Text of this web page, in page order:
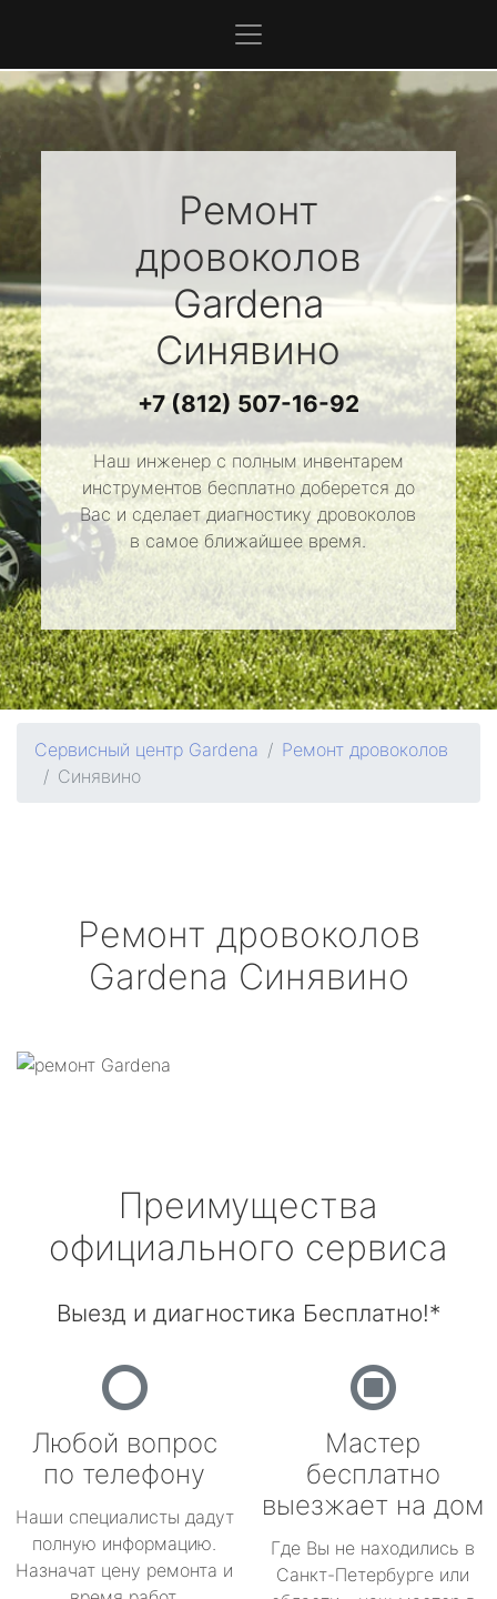
Ремонт
дровоколов
Gardena
Синявино
+7 (812) 507-16-92
Наш инженер с полным инвентарем
инструментов бесплатно доберется до
Вас и сделает диагностику дровоколов
в самое ближайшее время.
Сервисный центр Gardena
Ремонт дровоколов
Синявино
Ремонт дровоколов
Gardena Синявино
Преимущества
официального сервиса
Выезд и диагностика Бесплатно!*
Любой вопрос
по телефону
Наши специалисты дадут
полную информацию.
Назначат цену ремонта и
Мастер
бесплатно
выезжает на дом
Где Вы не находились в
Санкт-Петербурге или